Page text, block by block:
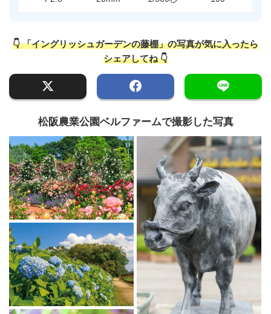
👇 「イングリッシュガーデンの藤棚」の写真が気に入ったら
シェアしてね 👇
松阪農業公園ベルファームで撮影した写真